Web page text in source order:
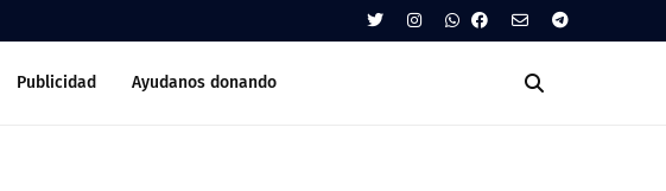
Publicidad Ayudanos donando